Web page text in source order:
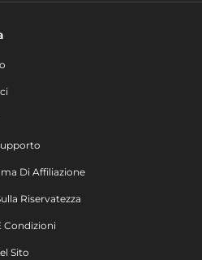
Di Affiliazione
Riservatezza
Condizioni
Sito